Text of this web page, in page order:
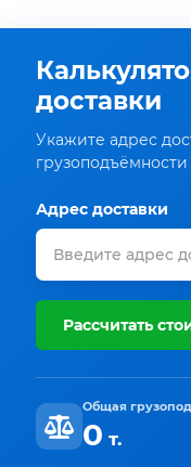
доставки
Укажите адрес
Адрес доставки
Рассчитать
Общая
0 т.